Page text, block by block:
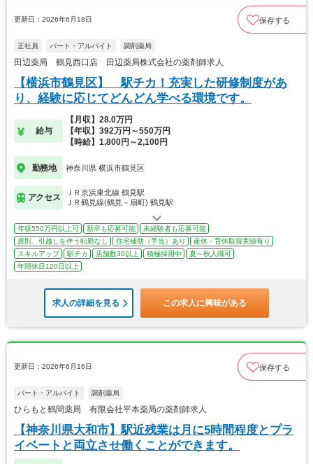
更新日：2026年6月18日 保存する
正社員 パート・アルバイト 調剤薬局
田辺薬局 鶴見西口店 田辺薬局株式会社の薬剤師求人
【横浜市鶴見区】 駅チカ！充実した研修制度があ
り、経験に応じてどんどん学べる環境です。
給与
【月収】28.0万円
【年収】392万円～550万円
【時給】1,800円～2,100円
勤務地 神奈川県 横浜市鶴見区
アクセス
ＪＲ京浜東北線 鶴見駅
ＪＲ鶴見線(鶴見－扇町) 鶴見駅
年収550万円以上可 新卒も応募可能
未経験者も応募可能
原則、引越しを伴う転勤なし
住宅補助（手当）あり
産休・育休取得実績有り
スキルアップ
駅チカ 店舗数30以上 積極採用中
夏～秋入職可
年間休日120日以上
求人の詳細を見る この求人に興味がある
更新日：2026年6月16日 保存する
パート・アルバイト 調剤薬局
ひらもと鶴間薬局 有限会社平本薬局の薬剤師求人
【神奈川県大和市】駅近残業は月に5時間程度とプラ
イベートと両立させ働くことができます。